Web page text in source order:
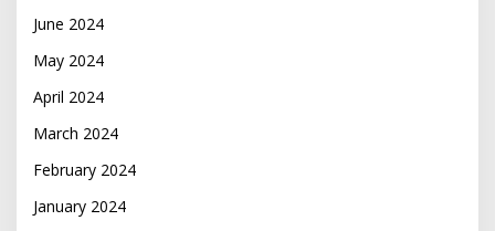
June 2024
May 2024
April 2024
March 2024
February 2024
January 2024